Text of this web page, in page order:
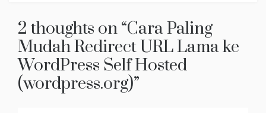
2 thoughts on “Cara Paling
Mudah Redirect URL Lama ke
WordPress Self Hosted
(wordpress.org)”